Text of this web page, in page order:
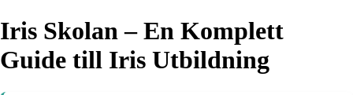
Iris Skolan – En Komplett
Guide till Iris Utbildning